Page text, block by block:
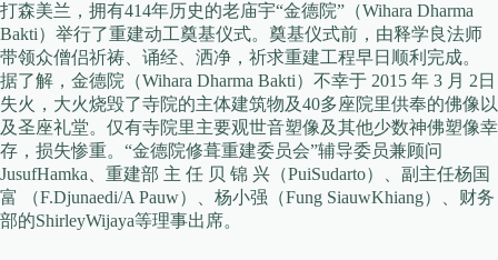
打森美兰，拥有414年历史的老庙宇“金德院”（Wihara Dharma
Bakti）举行了重建动工奠基仪式。奠基仪式前，由释学良法师
带领众僧侣祈祷、诵经、洒净，祈求重建工程早日顺利完成。
据了解，金德院（Wihara Dharma Bakti）不幸于 2015 年 3 月 2日
失火，大火烧毁了寺院的主体建筑物及40多座院里供奉的佛像以
及圣座礼堂。仅有寺院里主要观世音塑像及其他少数神佛塑像幸
存，损失惨重。 “金德院修葺重建委员会”辅导委员兼顾问
JusufHamka、重建部 主 任 贝 锦 兴（PuiSudarto）、副主任杨国
富 （F.Djunaedi/A Pauw）、杨小强（Fung SiauwKhiang）、财务
部的ShirleyWijaya等理事出席。